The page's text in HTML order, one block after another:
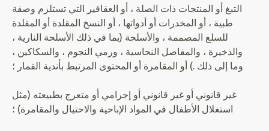
التبغ أو المنتجات ذات الصلة ، أو العقاقير التي تستلزم وصفة
طبية ، أو المخدرات أو أدواتها ، أو النسخ المقلدة أو المقلدة
للسلع المصممة ، والأسلحة (بما في ذلك الأسلحة النارية ،
والذخيرة ، والمفاصل النحاسية ، ورمي النجوم ، والسكاكين ،
وما إلى ذلك .) أو المقامرة أو المحتوى المرتبط بأندية القمار ؛
غير قانوني أو غير قانوني أو إجرامي أو متعرج بطبيعته (مثل
استغلال الأطفال في المواد الإباحية والاحتيال والمقامرة) ؛